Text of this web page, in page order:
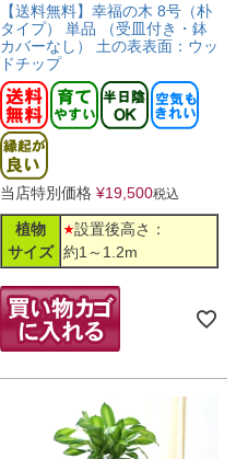
【送料無料】幸福の木 8号（朴
タイプ） 単品 （受皿付き・鉢
カバーなし） 土の表表面：ウッ
ドチップ
当店特別価格 ¥19,500税込
植物
サイズ
設置後高さ：
約1～1.2m